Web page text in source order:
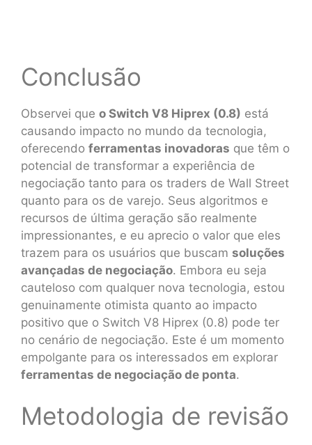
Conclusão
Observei que o Switch V8 Hiprex (0.8) está
causando impacto no mundo da tecnologia,
oferecendo ferramentas inovadoras que têm o
potencial de transformar a experiência de
negociação tanto para os traders de Wall Street
quanto para os de varejo. Seus algoritmos e
recursos de última geração são realmente
impressionantes, e eu aprecio o valor que eles
trazem para os usuários que buscam soluções
avançadas de negociação. Embora eu seja
cauteloso com qualquer nova tecnologia, estou
genuinamente otimista quanto ao impacto
positivo que o Switch V8 Hiprex (0.8) pode ter
no cenário de negociação. Este é um momento
empolgante para os interessados em explorar
ferramentas de negociação de ponta.
Metodologia de revisão